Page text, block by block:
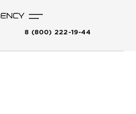
8 (800) 222-19-44